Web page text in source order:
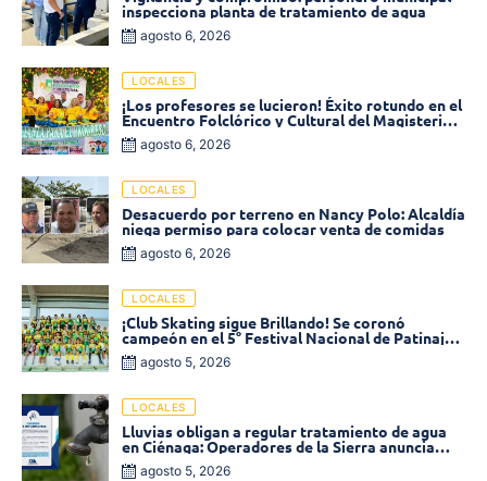
inspecciona planta de tratamiento de agua
agosto 6, 2026
LOCALES
¡Los profesores se lucieron! Éxito rotundo en el
Encuentro Folclórico y Cultural del Magisterio
2026 en Ciénaga
agosto 6, 2026
LOCALES
Desacuerdo por terreno en Nancy Polo: Alcaldía
niega permiso para colocar venta de comidas
agosto 6, 2026
LOCALES
¡Club Skating sigue Brillando! Se coronó
campeón en el 5° Festival Nacional de Patinaje
«Soledad sobre Ruedas»
agosto 5, 2026
LOCALES
Lluvias obligan a regular tratamiento de agua
en Ciénaga: Operadores de la Sierra anuncia
baja presión en varios sectores
agosto 5, 2026